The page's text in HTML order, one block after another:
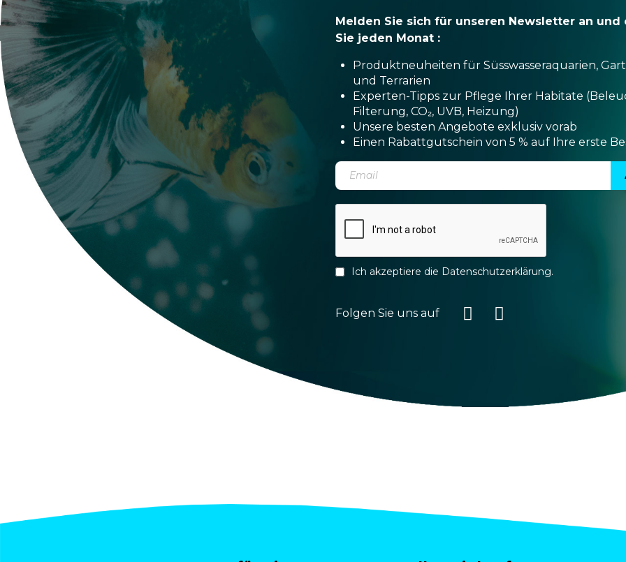
Melden Sie sich für unseren Newsletter an und
Sie jeden Monat :
Produktneuheiten für Süsswasseraquarien,
und Terrarien
Experten-Tipps zur Pflege Ihrer Habitate
Filterung, CO₂, UVB, Heizung)
Unsere besten Angebote exklusiv vorab
Einen Rabattgutschein von 5 % auf Ihre erste
Ich akzeptiere die Datenschutzerklärung.
Folgen Sie uns auf